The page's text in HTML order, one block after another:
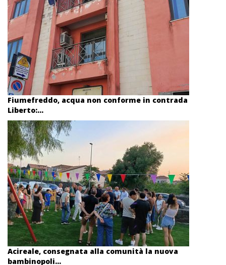
Fiumefreddo, acqua non conforme in contrada
Liberto:...
Acireale, consegnata alla comunità la nuova
bambinopoli...